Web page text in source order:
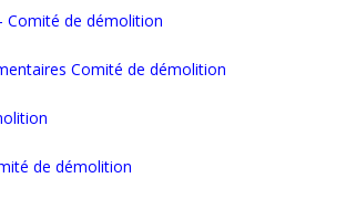
Comité de démolition
Comité de démolition
de démolition